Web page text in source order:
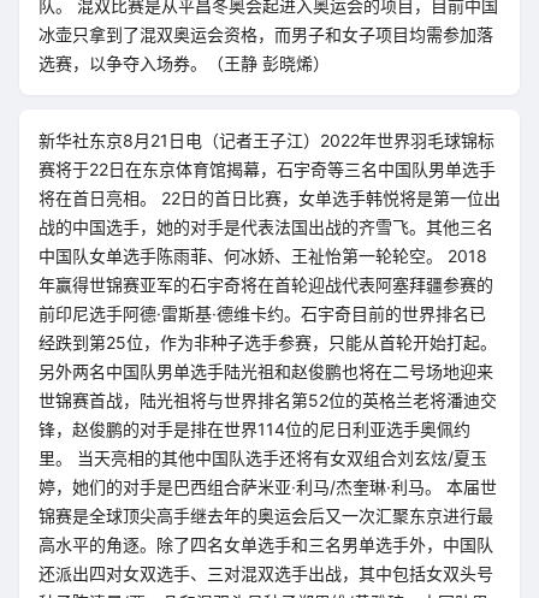
队。 混双比赛是从平昌冬奥会起进入奥运会的项目，目前中国
冰壶只拿到了混双奥运会资格，而男子和女子项目均需参加落
选赛，以争夺入场券。（王静 彭晓烯）
新华社东京8月21日电（记者王子江）2022年世界羽毛球锦标
赛将于22日在东京体育馆揭幕，石宇奇等三名中国队男单选手
将在首日亮相。 22日的首日比赛，女单选手韩悦将是第一位出
战的中国选手，她的对手是代表法国出战的齐雪飞。其他三名
中国队女单选手陈雨菲、何冰娇、王祉怡第一轮轮空。 2018
年赢得世锦赛亚军的石宇奇将在首轮迎战代表阿塞拜疆参赛的
前印尼选手阿德·雷斯基·德维卡约。石宇奇目前的世界排名已
经跌到第25位，作为非种子选手参赛，只能从首轮开始打起。
另外两名中国队男单选手陆光祖和赵俊鹏也将在二号场地迎来
世锦赛首战，陆光祖将与世界排名第52位的英格兰老将潘迪交
锋，赵俊鹏的对手是排在世界114位的尼日利亚选手奥佩约
里。 当天亮相的其他中国队选手还将有女双组合刘玄炫/夏玉
婷，她们的对手是巴西组合萨米亚·利马/杰奎琳·利马。 本届世
锦赛是全球顶尖高手继去年的奥运会后又一次汇聚东京进行最
高水平的角逐。除了四名女单选手和三名男单选手外，中国队
还派出四对女双选手、三对混双选手出战，其中包括女双头号